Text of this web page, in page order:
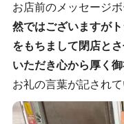
お店前のメッセージボ
然ではございますが
をもちまして閉店と
いただき心から厚く御
お礼の言葉が記されて